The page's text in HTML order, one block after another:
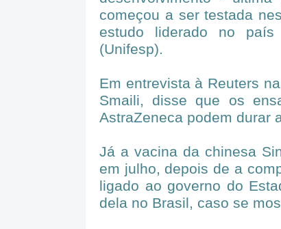
começou a ser testada
estudo liderado no
(Unifesp).
Em entrevista à Reuters
Smaili, disse que os
AstraZeneca podem durar
Já a vacina da chinesa
em julho, depois de a
ligado ao governo do
dela no Brasil, caso se